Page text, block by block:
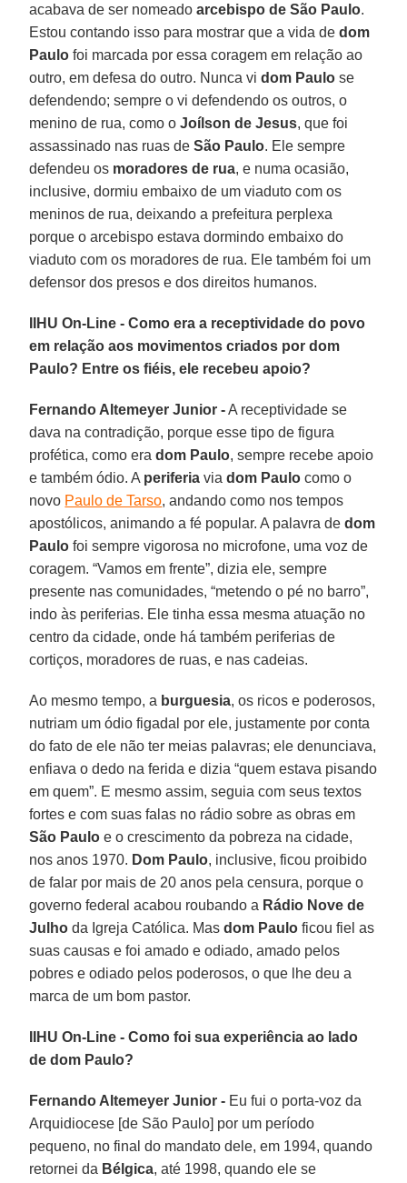
acabava de ser nomeadoarcebispo de São Paulo.
Estou contando isso para mostrar que a vida dedom
Paulo foi marcada por essa coragem em relação ao
outro, em defesa do outro. Nunca vidom Paulo se
defendendo; sempre o vi defendendo os outros, o
menino de rua, como oJoílson de Jesus, que foi
assassinado nas ruas deSão Paulo. Ele sempre
defendeu os moradores de rua, e numa ocasião,
inclusive, dormiu embaixo de um viaduto com os
meninos de rua, deixando a prefeitura perplexa
porque o arcebispo estava dormindo embaixo do
viaduto com os moradores de rua. Ele também foi um
defensor dos presos e dos direitos humanos.
IIHU On-Line - Como era a receptividade do povo
em relação aos movimentos criados por dom
Paulo? Entre os fiéis, ele recebeu apoio?
Fernando Altemeyer Junior -A receptividade se
dava na contradição, porque esse tipo de figura
profética, como era dom Paulo, sempre recebe apoio
e também ódio. A periferia viadom Paulo como o
novo Paulo de Tarso, andando como nos tempos
apostólicos, animando a fé popular. A palavra dedom
Paulo foi sempre vigorosa no microfone, uma voz de
coragem. “Vamos em frente”, dizia ele, sempre
presente nas comunidades, “metendo o pé no barro”,
indo às periferias. Ele tinha essa mesma atuação no
centro da cidade, onde há também periferias de
cortiços, moradores de ruas, e nas cadeias.
Ao mesmo tempo, a burguesia, os ricos e poderosos,
nutriam um ódio figadal por ele, justamente por conta
do fato de ele não ter meias palavras; ele denunciava,
enfiava o dedo na ferida e dizia “quem estava pisando
em quem”. E mesmo assim, seguia com seus textos
fortes e com suas falas no rádio sobre as obras em
São Paulo e o crescimento da pobreza na cidade,
nos anos 1970. Dom Paulo, inclusive, ficou proibido
de falar por mais de 20 anos pela censura, porque o
governo federal acabou roubando a Rádio Nove de
Julho da Igreja Católica. Masdom Paulo ficou fiel as
suas causas e foi amado e odiado, amado pelos
pobres e odiado pelos poderosos, o que lhe deu a
marca de um bom pastor.
IIHU On-Line - Como foi sua experiência ao lado
de dom Paulo?
Fernando Altemeyer Junior - Eu fui o porta-voz da
Arquidiocese [de São Paulo] por um período
pequeno, no final do mandato dele, em 1994, quando
retornei da Bélgica, até 1998, quando ele se